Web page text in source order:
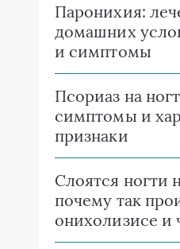
Паронихия:
домашних
и симптомы
Псориаз на
симптомы и
признаки
Слоятся ногти
почему так
онихолизисе и